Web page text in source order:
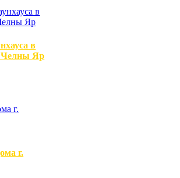
в
Челны Яр
г.